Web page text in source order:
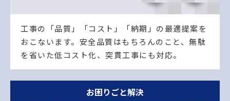
工事の「品質」「コスト」「納期」の最適提案を
おこないます。安全品質はもちろんのこと、無駄
を省いた低コスト化、突貫工事にも対応。
お困りごと解決